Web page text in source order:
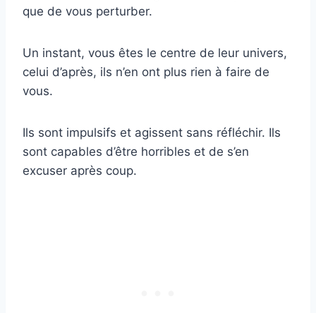
que de vous perturber.
Un instant, vous êtes le centre de leur univers,
celui d’après, ils n’en ont plus rien à faire de
vous.
Ils sont impulsifs et agissent sans réfléchir. Ils
sont capables d’être horribles et de s’en
excuser après coup.